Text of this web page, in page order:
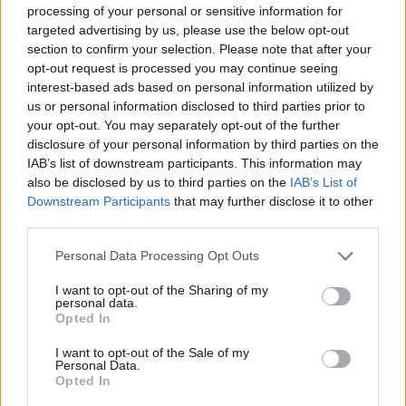
processing of your personal or sensitive information for
targeted advertising by us, please use the below opt-out
section to confirm your selection. Please note that after your
opt-out request is processed you may continue seeing
interest-based ads based on personal information utilized by
us or personal information disclosed to third parties prior to
your opt-out. You may separately opt-out of the further
disclosure of your personal information by third parties on the
IAB’s list of downstream participants. This information may
also be disclosed by us to third parties on the IAB’s List of
Downstream Participants that may further disclose it to other
Please note that this website/app uses one or more Google
not limited to your visit or usage behaviour. You may click to
grant or deny consent to Google and its third-party tags to
use your data for below specified purposes in below Google
consent section.
Personal Data Processing Opt Outs
I want to opt-out of the Sharing of my
personal data.
Opted In
I want to opt-out of the Sale of my
Personal Data.
Opted In
két éve az a tiszta, de romos helyszín
szimbolizálta a tibeti helyzetet, idén
elegánsabb, látogatottabb helyre akarták
vinni a mandalát. Emellett a kolostorban
különféle jóslásokkal kiszámolták, hogy
megfelelő-e a mandalakészítés helye és ideje.
Az akció időzítése sem véletlen, mondta
Hendrey Tibor; „a világ helyzetének
ismeretében, különösen Tibet és Kína
szerzetesek szíves-örömest igent mondtak a
motiváltak az üzenet átadásában, bár
másképp, mint gondolnánk – magyarázta a
emberek a szenvedés fogalmát nem úgy élik
át, mint mi. Nekik a szenvedés nem érzelmi